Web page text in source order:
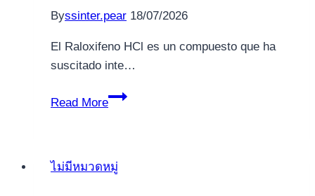
op
en
Fitnessprestaties
Byssinter.pear 18/07/2026
El Raloxifeno HCl es un compuesto que ha
suscitado inte…
Read More
Raloxifeno
Uso
ไม่มีหมวดหมู่